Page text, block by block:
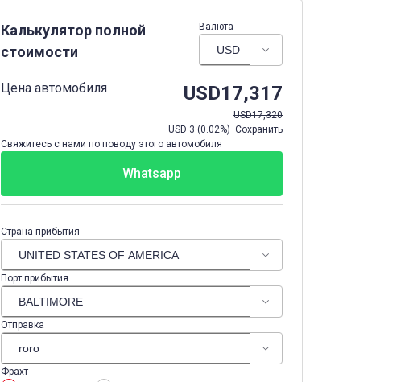
Калькулятор полной
стоимости
Валюта
Цена автомобиля USD17,317
USD17,320
USD 3 (0.02%) Сохранить
Свяжитесь с нами по поводу этого автомобиля
Whatsapp
Страна прибытия
Порт прибытия
Отправка
Фрахт